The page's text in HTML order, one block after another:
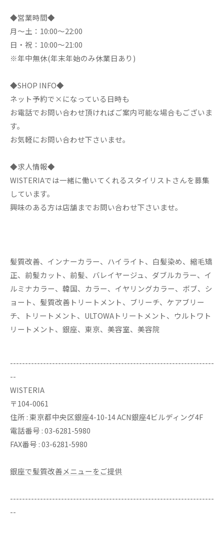
◆営業時間◆
月～土：10:00～22:00
日・祝：10:00～21:00
※年中無休(年末年始のみ休業日あり)
◆SHOP INFO◆
ネット予約で×になっている日時も
お電話でお問い合わせ頂ければご案内可能な場合もございま
す。
お気軽にお問い合わせ下さいませ。
◆求人情報◆
WISTERIAでは一緒に働いてくれるスタイリストさんを募集
しています。
興味のある方は店舗までお問い合わせ下さいませ。
髪質改善、インナーカラー、ハイライト、白髪染め、縮毛矯
正、前髪カット、前髪、バレイヤージュ、ダブルカラー、イ
ルミナカラー、韓国、カラー、イヤリングカラー、ボブ、シ
ョート、髪質改善トリートメント、ブリーチ、ケアブリー
チ、トリートメント、ULTOWAトリートメント、ウルトワト
リートメント、銀座、東京、美容室、美容院
--------------------------------------------------------------------
--
WISTERIA
〒104-0061
住所 : 東京都中央区銀座4-10-14 ACN銀座4ビルディング4F
電話番号 : 03-6281-5980
FAX番号 : 03-6281-5980
銀座で髪質改善メニューをご提供
--------------------------------------------------------------------
--